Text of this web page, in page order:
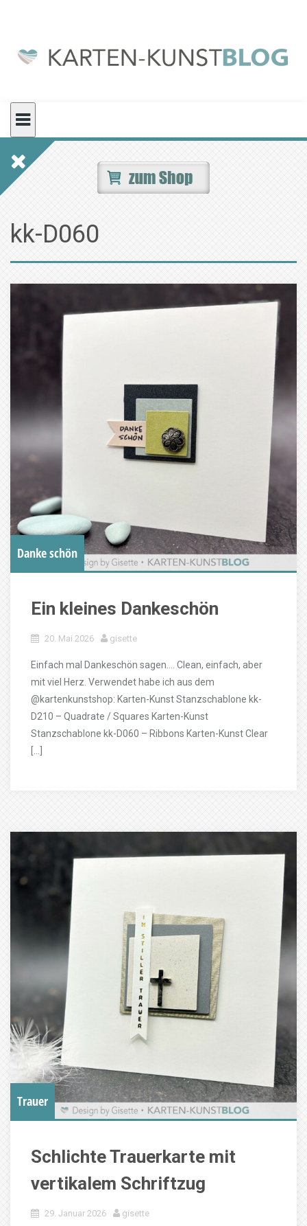
kk-D060
Danke schön
Ein kleines Dankeschön
20. Mai 2026 gisette
Einfach mal Dankeschön sagen…. Clean, einfach, aber
mit viel Herz. Verwendet habe ich aus dem
@kartenkunstshop: Karten-Kunst Stanzschablone kk-
D210 – Quadrate / Squares Karten-Kunst
Stanzschablone kk-D060 – Ribbons Karten-Kunst Clear
Trauer
Schlichte Trauerkarte mit
vertikalem Schriftzug
29. Januar 2026 gisette